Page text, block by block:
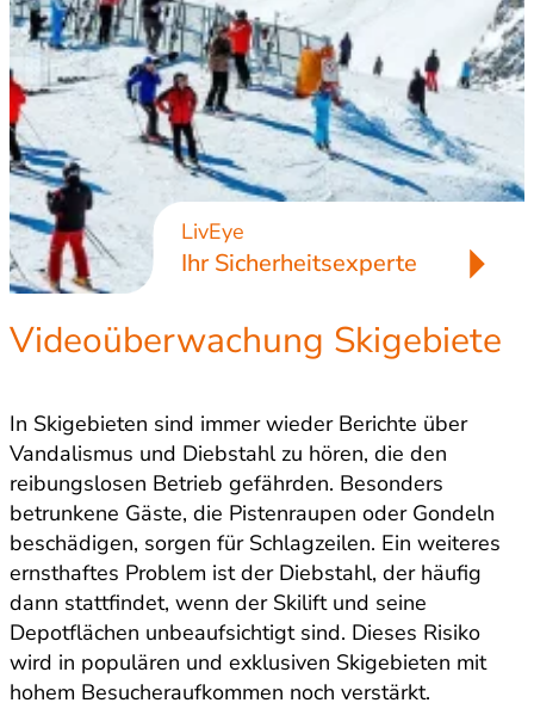
LivEye
Ihr Sicherheitsexperte
Videoüberwachung Skigebiete
In Skigebieten sind immer wieder Berichte über
Vandalismus und Diebstahl zu hören, die den
reibungslosen Betrieb gefährden. Besonders
betrunkene Gäste, die Pistenraupen oder Gondeln
beschädigen, sorgen für Schlagzeilen. Ein weiteres
ernsthaftes Problem ist der Diebstahl, der häufig
dann stattfindet, wenn der Skilift und seine
Depotflächen unbeaufsichtigt sind. Dieses Risiko
wird in populären und exklusiven Skigebieten mit
hohem Besucheraufkommen noch verstärkt.